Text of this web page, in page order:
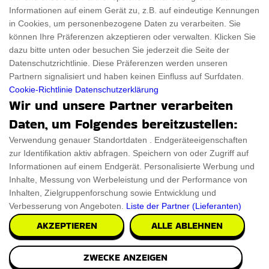
Brain Hat. Dieser Hut ist in leuchtenden
PRÜFEN SIE ES AUS
Ember Temperature Control
Kaffeebecher
Kaffee ist ein wichtiges tägliches Lebensmittel. Die meisten
von uns machen sich Gedanken über die
PRÜFEN SIE ES AUS €100.78
Informationen auf einem Gerät zu, z.B. auf eindeutige Kennungen
in Cookies, um personenbezogene Daten zu verarbeiten. Sie
können Ihre Präferenzen akzeptieren oder verwalten. Klicken Sie
dazu bitte unten oder besuchen Sie jederzeit die Seite der
Datenschutzrichtlinie. Diese Präferenzen werden unseren
Partnern signalisiert und haben keinen Einfluss auf Surfdaten.
Cookie-Richtlinie Datenschutzerklärung
Wir und unsere Partner verarbeiten
Daten, um Folgendes bereitzustellen:
Verwendung genauer Standortdaten . Endgeräteeigenschaften
zur Identifikation aktiv abfragen. Speichern von oder Zugriff auf
Informationen auf einem Endgerät. Personalisierte Werbung und
Inhalte, Messung von Werbeleistung und der Performance von
Inhalten, Zielgruppenforschung sowie Entwicklung und
Verbesserung von Angeboten. Liste der Partner (Lieferanten)
AKZEPTIEREN ALLE ABLEHNEN
ZWECKE ANZEIGEN